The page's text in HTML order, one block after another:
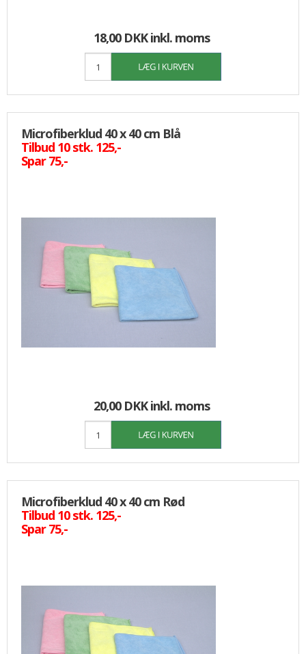
18,00 DKKinkl. moms
Microfiberklud 40 x 40 cm Blå
Tilbud 10 stk. 125,-
Spar 75,-
20,00 DKKinkl. moms
Microfiberklud 40 x 40 cm Rød
Tilbud 10 stk. 125,-
Spar 75,-